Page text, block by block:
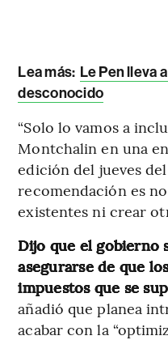
Lea más: Le Pen lleva
desconocido
“Solo lo vamos a
Montchalin en una
edición del jueves
recomendación es
existentes ni crear
Dijo que el gobierno
asegurarse de que
impuestos que se
añadió que planea
acabar con la